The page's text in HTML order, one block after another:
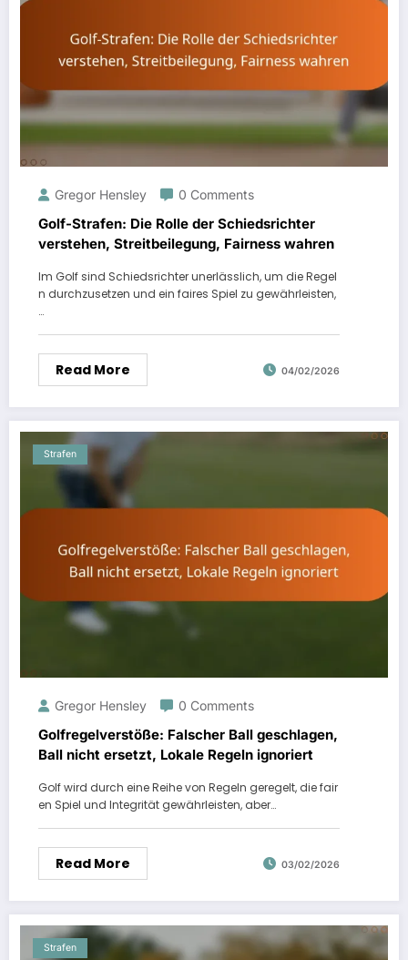
Gregor Hensley 0 Comments
Golf-Strafen: Die Rolle der Schiedsrichter
verstehen, Streitbeilegung, Fairness wahren
Im Golf sind Schiedsrichter unerlässlich, um die Regel
n durchzusetzen und ein faires Spiel zu gewährleisten,
…
Read More 04/02/2026
Strafen
Gregor Hensley 0 Comments
Golfregelverstöße: Falscher Ball geschlagen,
Ball nicht ersetzt, Lokale Regeln ignoriert
Golf wird durch eine Reihe von Regeln geregelt, die fair
en Spiel und Integrität gewährleisten, aber…
Read More 03/02/2026
Strafen